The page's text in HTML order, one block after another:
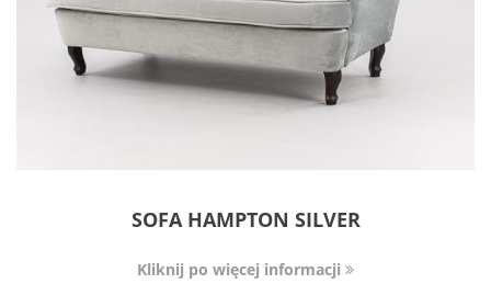
SOFA HAMPTON SILVER
Kliknij po więcej informacji